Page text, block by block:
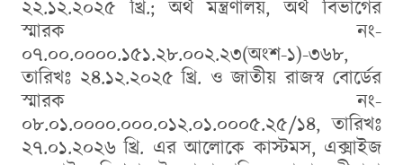
২২.১২.২০২৫ খ্রি.; অর্থ মন্ত্রণালয়, অর্থ বিভাগের
স্মারক নং-
০৭.০০.০০০০.১৫১.২৮.০০২.২৩(অংশ-১)-৩৬৮,
তারিখঃ ২৪.১২.২০২৫ খ্রি. ও জাতীয় রাজস্ব বোর্ডের
স্মারক নং-
০৮.০১.০০০০.০০০.০১২.০১.০০০৫.২৫/১৪, তারিখঃ
২৭.০১.২০২৬ খ্রি. এর আলোকে কাস্টমস, এক্সাইজ